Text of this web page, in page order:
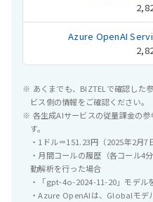
※ あくまでも、BIZTELで確認した
ビス側の情報をご確認ください。
※ 各生成AIサービスの従量課金の
す。
・1ドル＝151.23円（2025年2月7
・月間コールの履歴（各コール4
動解析を行った場合
・「gpt-4o-2024-11-20」モデル
・Azure OpenAIは、Globalモデ